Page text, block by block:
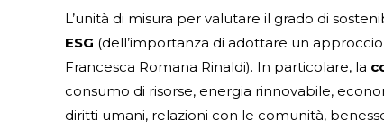
L’unità di misura per valutare il grado di
ESG (dell’importanza di adottare un
Francesca Romana Rinaldi). In particolare, la
consumo di risorse, energia rinnovabile,
diritti umani, relazioni con le comunità,